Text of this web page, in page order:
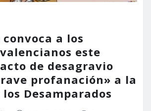
a los
este
de desagravio
profanación» a la
Desamparados